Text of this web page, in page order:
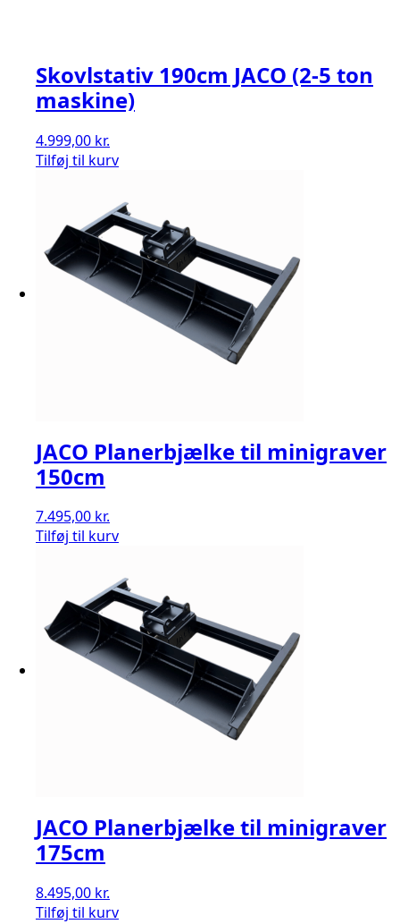
Skovlstativ 190cm JACO (2-5 ton
maskine)
4.999,00 kr.
Tilføj til kurv
JACO Planerbjælke til minigraver
150cm
7.495,00 kr.
Tilføj til kurv
JACO Planerbjælke til minigraver
175cm
8.495,00 kr.
Tilføj til kurv